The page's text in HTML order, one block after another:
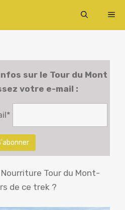
sur le Tour du Mont
votre e-mail :
Nourriture Tour du Mont-
de ce trek ?